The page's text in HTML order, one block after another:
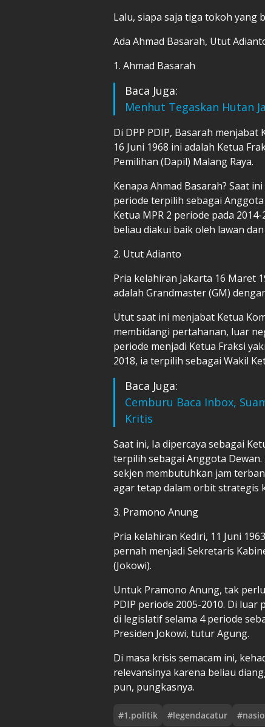
Lalu, siapa saja tiga tokoh yang
Ada Ahmad Basarah, Utut
1. Ahmad Basarah
Baca Juga:
Menhut Tegaskan Hutan
Di DPP PDIP, Basarah
16 Juni 1968 ini adalah Ketua
Pemilihan (Dapil) Malang Raya.
Kenapa Ahmad Basarah? Saat
periode terpilih sebagai Anggota
Ketua MPR 2 periode pada
beliau diakui baik oleh lawan
2. Utut Adianto
Pria kelahiran Jakarta 16 Maret
adalah Grandmaster (GM)
Utut saat ini menjabat Ketua
membidangi pertahanan, luar
periode menjadi Ketua Fraksi
2018, ia terpilih sebagai Wakil
Baca Juga:
Cemburu Baca Inbox,
Kritis
Saat ini, Ia dipercaya sebagai
terpilih sebagai Anggota
sekjen membutuhkan jam
agar tetap dalam orbit strategis
3. Pramono Anung
Pria kelahiran Kediri, 11 Juni
pernah menjadi Sekretaris
(Jokowi).
Untuk Pramono Anung, tak
PDIP periode 2005-2010. Di
di legislatif selama 4 periode
Presiden Jokowi, tutur Agung.
Di masa krisis semacam ini,
relevansinya karena beliau
pun, pungkasnya.
#1.politik #legendacatur #